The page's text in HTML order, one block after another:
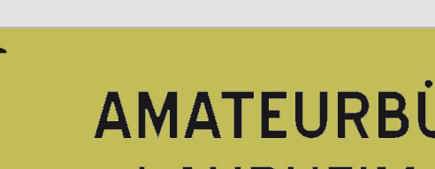
Laupheim e.V.
Baden-Würgtemberg e.V.